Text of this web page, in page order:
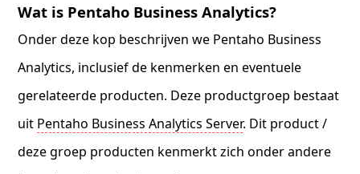
Wat is Pentaho Business Analytics?
Onder deze kop beschrijven we Pentaho Business
Analytics, inclusief de kenmerken en eventuele
gerelateerde producten. Deze productgroep bestaat
uit Pentaho Business Analytics Server. Dit product /
deze groep producten kenmerkt zich onder andere